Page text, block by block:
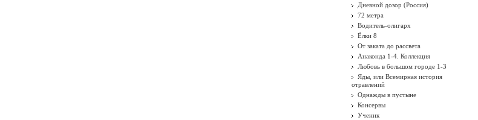
Дневной дозор (Россия)
72 метра
Водитель-олигарх
Ёлки 8
От заката до рассвета
Анаконда 1-4. Коллекция
Любовь в большом городе 1-3
Яды, или Всемирная история
отравлений
Однажды в пустыне
Консервы
Ученик